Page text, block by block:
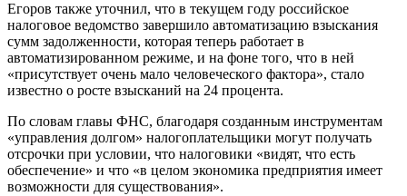
Егоров также уточнил, что в текущем году российское
налоговое ведомство завершило автоматизацию взыскания
сумм задолженности, которая теперь работает в
автоматизированном режиме, и на фоне того, что в ней
«присутствует очень мало человеческого фактора», стало
известно о росте взысканий на 24 процента.
По словам главы ФНС, благодаря созданным инструментам
«управления долгом» налогоплательщики могут получать
отсрочки при условии, что налоговики «видят, что есть
обеспечение» и что «в целом экономика предприятия имеет
возможности для существования».